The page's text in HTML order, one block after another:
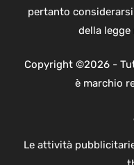
pertanto
della legge
Copyright ©2026 -
è marchio
Le attività